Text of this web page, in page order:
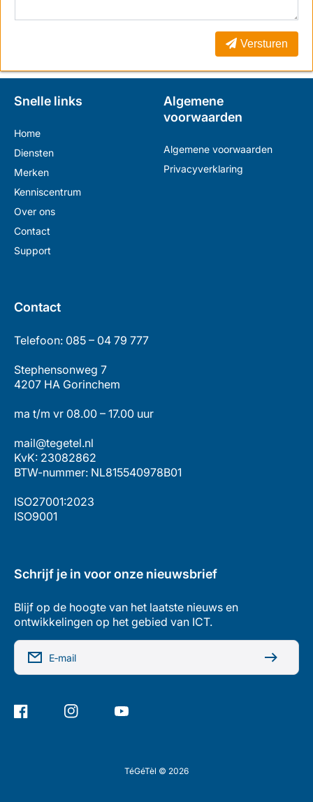
Versturen
Snelle links
Home
Diensten
Merken
Kenniscentrum
Over ons
Contact
Support
Algemene
voorwaarden
Algemene voorwaarden
Privacyverklaring
Contact
Telefoon: 085 – 04 79 777
Stephensonweg 7
4207 HA Gorinchem
ma t/m vr 08.00 – 17.00 uur
mail@tegetel.nl
KvK: 23082862
BTW-nummer: NL815540978B01
ISO27001:2023
ISO9001
Schrijf je in voor onze nieuwsbrief
Blijf op de hoogte van het laatste nieuws en
ontwikkelingen op het gebied van ICT.
E‑mail
Facebook Instagram YouTube
TéGéTèl © 2026